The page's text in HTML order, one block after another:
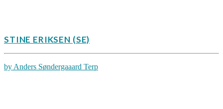
STINE ERIKSEN (SE)
by Anders Søndergaaard Terp